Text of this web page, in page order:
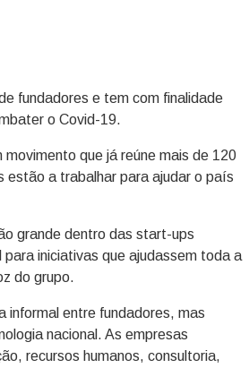
fundadores e tem com finalidade
o Covid-19.
que já reúne mais de 120
estão a trabalhar para ajudar o país
grande dentro das start-ups
iniciativas que ajudassem toda a
do grupo.
informal entre fundadores, mas
nacional. As empresas
recursos humanos, consultoria,